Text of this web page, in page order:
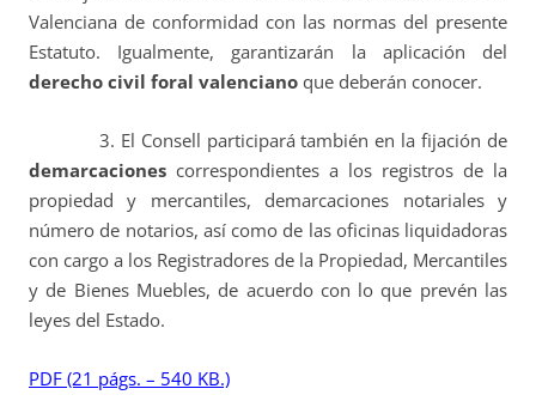
Valenciana de conformidad con las normas del presente
Estatuto. Igualmente, garantizarán la aplicación del
derecho civil foral valenciano que deberán conocer.
3. El Consell participará también en la fijación de
demarcaciones correspondientes a los registros de la
propiedad y mercantiles, demarcaciones notariales y
número de notarios, así como de las oficinas liquidadoras
con cargo a los Registradores de la Propiedad, Mercantiles
y de Bienes Muebles, de acuerdo con lo que prevén las
leyes del Estado.
PDF (21 págs. – 540 KB.)